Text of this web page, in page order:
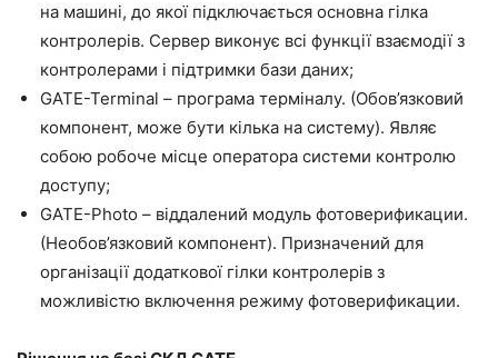
на машині, до якої підключається основна гілка
контролерів. Сервер виконує всі функції взаємодії з
контролерами і підтримки бази даних;
GATE-Terminal – програма терміналу. (Обов’язковий
компонент, може бути кілька на систему). Являє
собою робоче місце оператора системи контролю
доступу;
GATE-Photo – віддалений модуль фотоверификации.
(Необов’язковий компонент). Призначений для
організації додаткової гілки контролерів з
можливістю включення режиму фотоверификации.